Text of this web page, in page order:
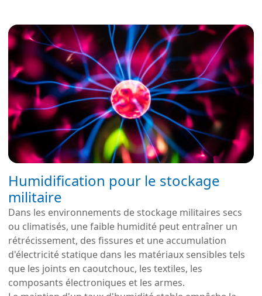
Humidification pour le stockage
militaire
Dans les environnements de stockage militaires secs
ou climatisés, une faible humidité peut entraîner un
rétrécissement, des fissures et une accumulation
d'électricité statique dans les matériaux sensibles tels
que les joints en caoutchouc, les textiles, les
composants électroniques et les armes.